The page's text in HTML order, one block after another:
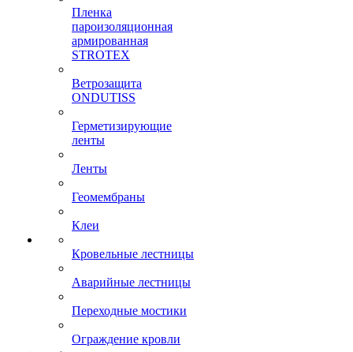
Пленка
пароизоляционная
армированная
STROTEX
Ветрозащита
ONDUTISS
Герметизирующие
ленты
Ленты
Геомембраны
Клеи
Кровельные лестницы
Аварийные лестницы
Переходные мостики
Ограждение кровли